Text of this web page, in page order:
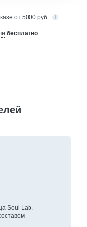
от 5000 руб.
бесплатно
Soul Lab.